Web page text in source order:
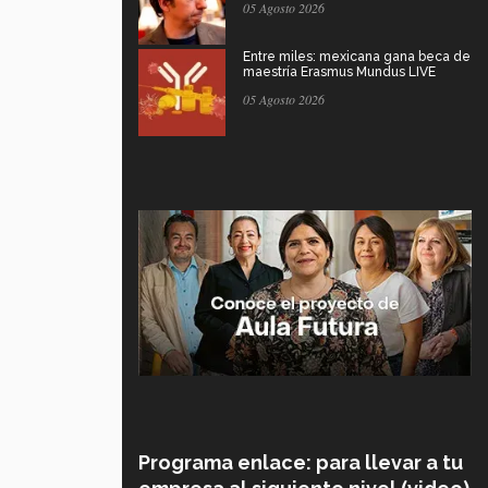
05 Agosto 2026
Entre miles: mexicana gana beca de
maestría Erasmus Mundus LIVE
05 Agosto 2026
Programa enlace: para llevar a tu